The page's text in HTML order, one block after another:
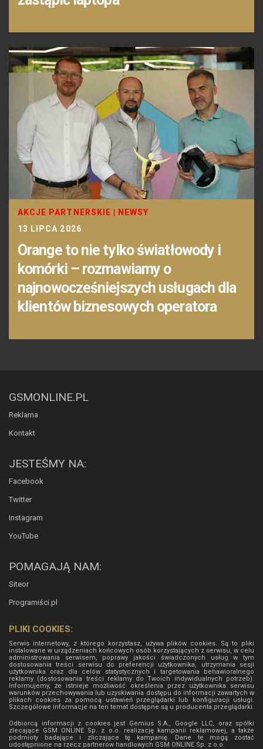
AKCJE PARTNERSKIE
NEWSY
13 LIPCA 2026
Orange to nie tylko światłowody i
komórki – rozmawiamy o
najnowocześniejszych usługach dla
klientów biznesowych operatora
GSMONLINE.PL
Reklama
Kontakt
JESTEŚMY NA:
Facebook
Twitter
Instagram
YouTube
POMAGAJĄ NAM:
Siteor
Programiści.pl
PLIKI COOKIES:
Serwis internetowy, z którego korzystasz, używa plików cookies. Są to pliki
instalowane w urządzeniach końcowych osób korzystających z serwisu, w celu
administrowania serwisem, poprawy jakości świadczonych usług w tym
dostosowania treści serwisu do preferencji użytkownika, utrzymania sesji
użytkownika oraz dla celów statystycznych i targetowania behawioralnego
reklamy (dostosowania treści reklamy do Twoich indywidualnych potrzeb).
Informujemy, że istnieje możliwość określenia przez użytkownika serwisu
warunków przechowywania lub uzyskiwania dostępu do informacji zawartych w
plikach cookies za pomocą ustawień przeglądarki lub konfiguracji usługi.
Szczegółowe informacje na ten temat dostępne są u producenta przeglądarki.
Odbiorcą informacji z cookies jest Gemius S.A., Google LLC, oraz spółki
zlecające GSM ONLINE Sp. z o.o. realizację kampanii reklamowej, a także
podmioty badające i zliczające tę kampanię. Dane te mogą zostać
udostępnione na rzecz partnerów handlowych GSM ONLINE Sp. z o.o.